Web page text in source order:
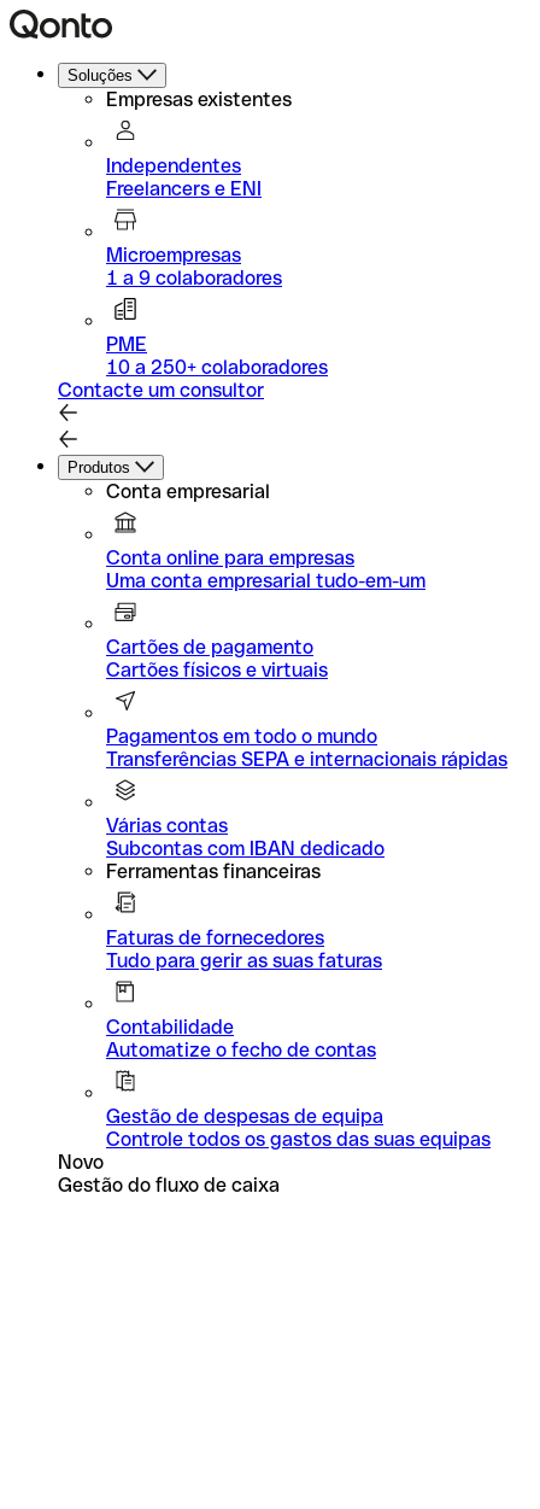
Soluções
Empresas existentes
Independentes
Freelancers e ENI
Microempresas
1 a 9 colaboradores
PME
10 a 250+ colaboradores
Contacte um consultor
Produtos
Conta empresarial
Conta online para empresas
Uma conta empresarial tudo-em-um
Cartões de pagamento
Cartões físicos e virtuais
Pagamentos em todo o mundo
Transferências SEPA e internacionais rápidas
Várias contas
Subcontas com IBAN dedicado
Ferramentas financeiras
Faturas de fornecedores
Tudo para gerir as suas faturas
Contabilidade
Automatize o fecho de contas
Gestão de despesas de equipa
Controle todos os gastos das suas equipas
Novo
Gestão do fluxo de caixa